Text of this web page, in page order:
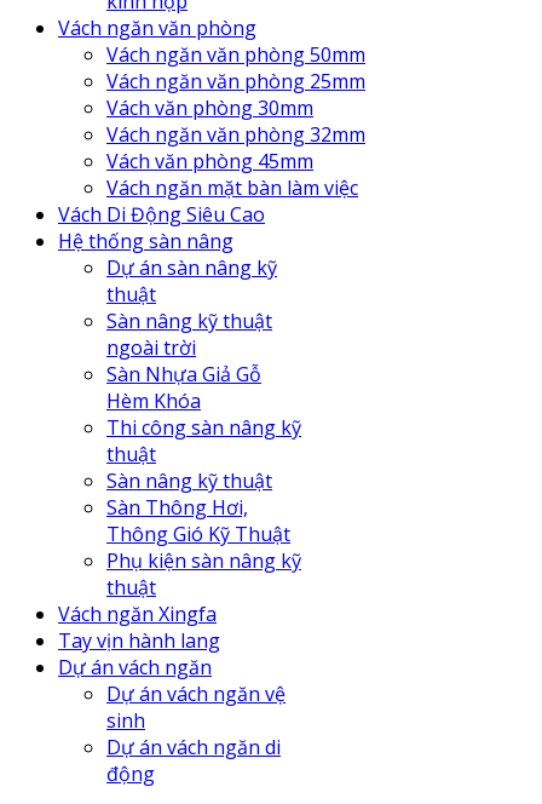
Vách ngăn văn phòng
Vách ngăn văn phòng 50mm
Vách ngăn văn phòng 25mm
Vách văn phòng 30mm
Vách ngăn văn phòng 32mm
Vách văn phòng 45mm
Vách ngăn mặt bàn làm việc
Vách Di Động Siêu Cao
Hệ thống sàn nâng
Dự án sàn nâng kỹ
thuật
Sàn nâng kỹ thuật
ngoài trời
Sàn Nhựa Giả Gỗ
Hèm Khóa
Thi công sàn nâng kỹ
thuật
Sàn nâng kỹ thuật
Sàn Thông Hơi,
Thông Gió Kỹ Thuật
Phụ kiện sàn nâng kỹ
thuật
Vách ngăn Xingfa
Tay vịn hành lang
Dự án vách ngăn
Dự án vách ngăn vệ
sinh
Dự án vách ngăn di
động